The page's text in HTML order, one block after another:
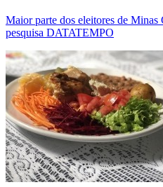
Maior parte dos eleitores de Minas
pesquisa DATATEMPO